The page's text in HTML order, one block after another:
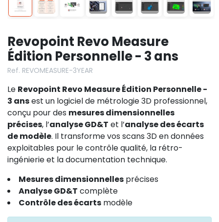
Revopoint Revo Measure
Édition Personnelle - 3 ans
Ref. REVOMEASURE-3YEAR
Le Revopoint Revo Measure Édition Personnelle -
3 ansest un logiciel de métrologie 3D professionnel,
conçu pour des mesures dimensionnelles
précises, l’analyse GD&T et l’analyse des écarts
de modèle. Il transforme vos scans 3D en données
exploitables pour le contrôle qualité, la rétro-
ingénierie et la documentation technique.
Mesures dimensionnelles précises
Analyse GD&T complète
Contrôle des écarts modèle